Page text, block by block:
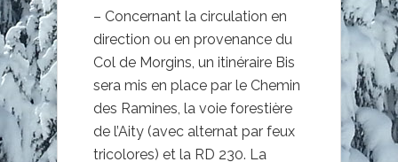
– Concernant la circulation en
direction ou en provenance du
Col de Morgins, un itinéraire Bis
sera mis en place par le Chemin
des Ramines, la voie forestière
de l’Aity (avec alternat par feux
tricolores) et la RD 230. La